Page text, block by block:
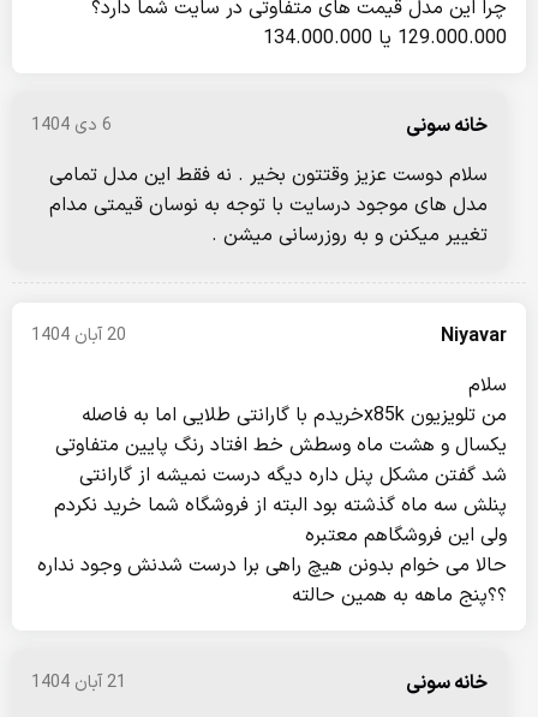
چرا این مدل قیمت های متفاوتی در سایت شما دارد؟
129.000.000 یا 134.000.000
خانه سونی 6 دی 1404
سلام دوست عزیز وقتتون بخیر . نه فقط این مدل تمامی
مدل های موجود درسایت با توجه به نوسان قیمتی مدام
تغییر میکنن و به روزرسانی میشن .
Niyavar 20 آبان 1404
سلام
من تلویزیون x85kخریدم با گارانتی طلایی اما به فاصله
یکسال و هشت ماه وسطش خط افتاد رنگ پایین متفاوتی
شد گفتن مشکل پنل داره دیگه درست نمیشه از گارانتی
پنلش سه ماه گذشته بود البته از فروشگاه شما خرید نکردم
ولی این فروشگاهم معتبره
حالا می خوام بدونن هیچ راهی برا درست شدنش وجود نداره
؟؟پنج ماهه به همین حالته
خانه سونی 21 آبان 1404